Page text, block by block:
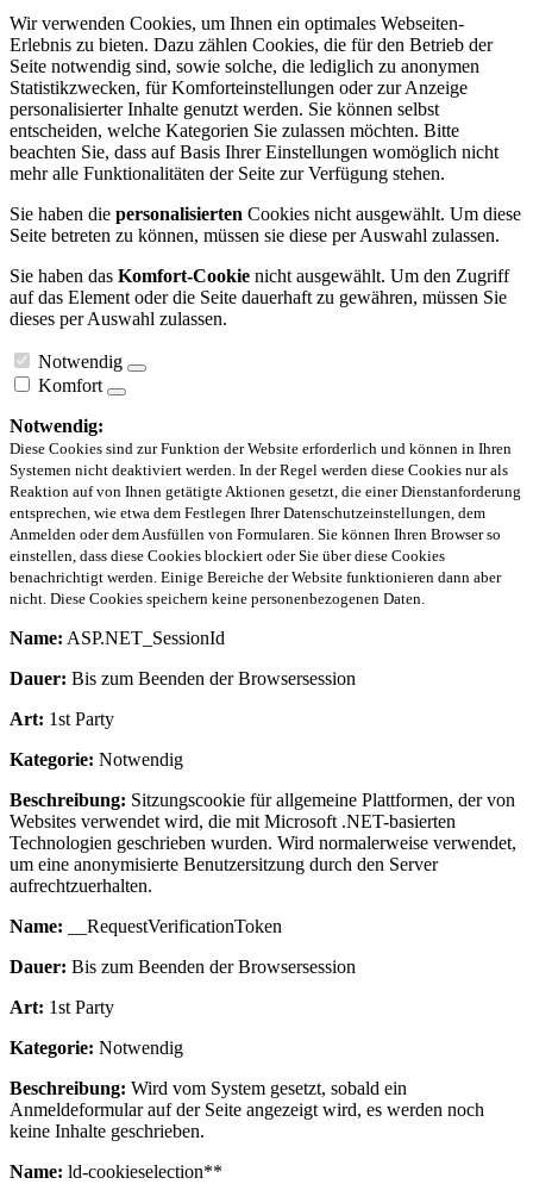
Wir verwenden Cookies, um Ihnen ein optimales Webseiten-
Erlebnis zu bieten. Dazu zählen Cookies, die für den Betrieb der
Seite notwendig sind, sowie solche, die lediglich zu anonymen
Statistikzwecken, für Komforteinstellungen oder zur Anzeige
personalisierter Inhalte genutzt werden. Sie können selbst
entscheiden, welche Kategorien Sie zulassen möchten. Bitte
beachten Sie, dass auf Basis Ihrer Einstellungen womöglich nicht
mehr alle Funktionalitäten der Seite zur Verfügung stehen.
Sie haben die personalisierten Cookies nicht ausgewählt. Um diese
Seite betreten zu können, müssen sie diese per Auswahl zulassen.
Sie haben das Komfort-Cookie nicht ausgewählt. Um den Zugriff
auf das Element oder die Seite dauerhaft zu gewähren, müssen Sie
dieses per Auswahl zulassen.
Notwendig
Komfort
Notwendig:
Diese Cookies sind zur Funktion der Website erforderlich und können in Ihren
Systemen nicht deaktiviert werden. In der Regel werden diese Cookies nur als
Reaktion auf von Ihnen getätigte Aktionen gesetzt, die einer Dienstanforderung
entsprechen, wie etwa dem Festlegen Ihrer Datenschutzeinstellungen, dem
Anmelden oder dem Ausfüllen von Formularen. Sie können Ihren Browser so
einstellen, dass diese Cookies blockiert oder Sie über diese Cookies
benachrichtigt werden. Einige Bereiche der Website funktionieren dann aber
nicht. Diese Cookies speichern keine personenbezogenen Daten.
Name: ASP.NET_SessionId
Dauer: Bis zum Beenden der Browsersession
Art: 1st Party
Kategorie: Notwendig
Beschreibung: Sitzungscookie für allgemeine Plattformen, der von
Websites verwendet wird, die mit Microsoft .NET-basierten
Technologien geschrieben wurden. Wird normalerweise verwendet,
um eine anonymisierte Benutzersitzung durch den Server
aufrechtzuerhalten.
Name: __RequestVerificationToken
Dauer: Bis zum Beenden der Browsersession
Art: 1st Party
Kategorie: Notwendig
Beschreibung: Wird vom System gesetzt, sobald ein
Anmeldeformular auf der Seite angezeigt wird, es werden noch
keine Inhalte geschrieben.
Name: ld-cookieselection**